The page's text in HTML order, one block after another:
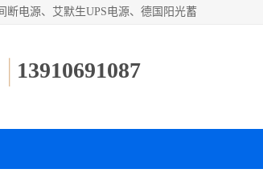
断电源、艾默生UPS电源、德国阳光蓄
13910691087